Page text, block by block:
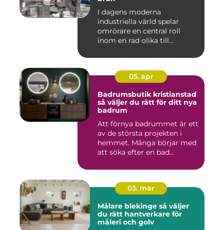
I dagens moderna
industriella värld spelar
omrörare en central roll
inom en rad olika till...
05. apr
Badrumsbutik kristianstad
så väljer du rätt för ditt nya
badrum
Att förnya badrummet är ett
av de största projekten i
hemmet. Många börjar med
att söka efter en bad...
03. mar
Målare blekinge så väljer
du rätt hantverkare för
måleri och golv